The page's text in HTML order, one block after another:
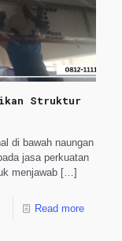
Struktur
di bawah naungan
jasa perkuatan
menjawab […]
Read more